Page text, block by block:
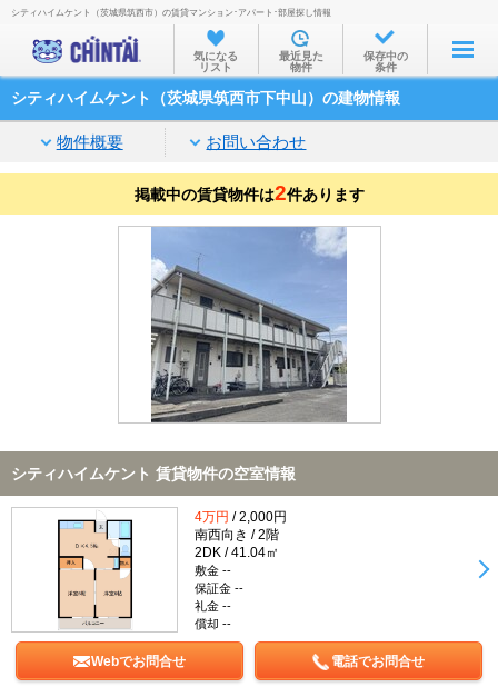
お部屋を探す
沿線・駅から
家賃相場から
通勤通学時間から
物件特集から
TOP
シティハイムケント（茨城県筑西市）の賃貸マンション･アパート･部屋探し情報
気になる
リスト
最近見た
物件
保存中の
条件
シティハイムケント（茨城県筑西市下中山）の建物情報
物件概要 お問い合わせ
掲載中の賃貸物件は2件あります
シティハイムケント 賃貸物件の空室情報
4万円 / 2,000円
南西向き / 2階
2DK / 41.04㎡
敷金 --
保証金 --
礼金 --
償却 --
Webでお問合せ 電話でお問合せ